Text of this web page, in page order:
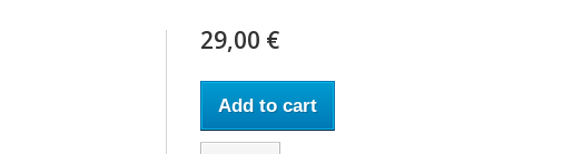
29,00 €
Add to cart